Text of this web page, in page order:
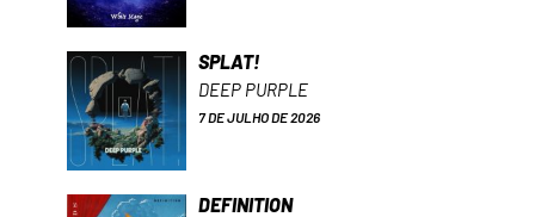
SPLAT!
DEEP PURPLE
7 DE JULHO DE 2026
DEFINITION